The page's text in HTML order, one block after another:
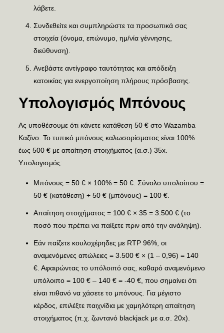
λάβετε.
Συνδεθείτε και συμπληρώστε τα προσωπικά σας
στοιχεία (όνομα, επώνυμο, ημ/νία γέννησης,
διεύθυνση).
Ανεβάστε αντίγραφο ταυτότητας και απόδειξη
κατοικίας για ενεργοποίηση πλήρους πρόσβασης.
Υπολογισμός Μπόνους
Ας υποθέσουμε ότι κάνετε κατάθεση 50 € στο Wazamba
Καζίνο. Το τυπικό μπόνους καλωσορίσματος είναι 100%
έως 500 € με απαίτηση στοιχήματος (α.σ.) 35x.
Υπολογισμός:
Μπόνους = 50 € × 100% = 50 €. Σύνολο υπολοίπου =
50 € (κατάθεση) + 50 € (μπόνους) = 100 €.
Απαίτηση στοιχήματος = 100 € × 35 = 3.500 € (το
ποσό που πρέπει να παίξετε πριν από την ανάληψη).
Εάν παίζετε κουλοχέρηδες με RTP 96%, οι
αναμενόμενες απώλειες = 3.500 € × (1 – 0,96) = 140
€. Αφαιρώντας το υπόλοιπό σας, καθαρό αναμενόμενο
υπόλοιπο = 100 € – 140 € = -40 €, που σημαίνει ότι
είναι πιθανό να χάσετε το μπόνους. Για μέγιστο
κέρδος, επιλέξτε παιχνίδια με χαμηλότερη απαίτηση
στοιχήματος (π.χ. ζωντανό blackjack με α.σ. 20x).